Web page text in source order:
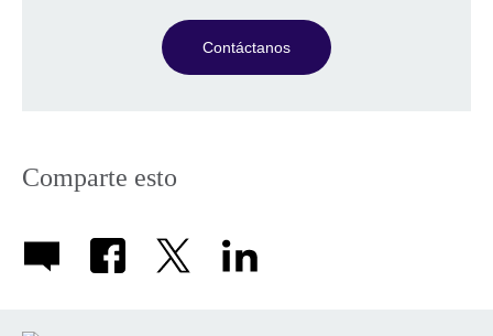
Contáctanos
Comparte esto